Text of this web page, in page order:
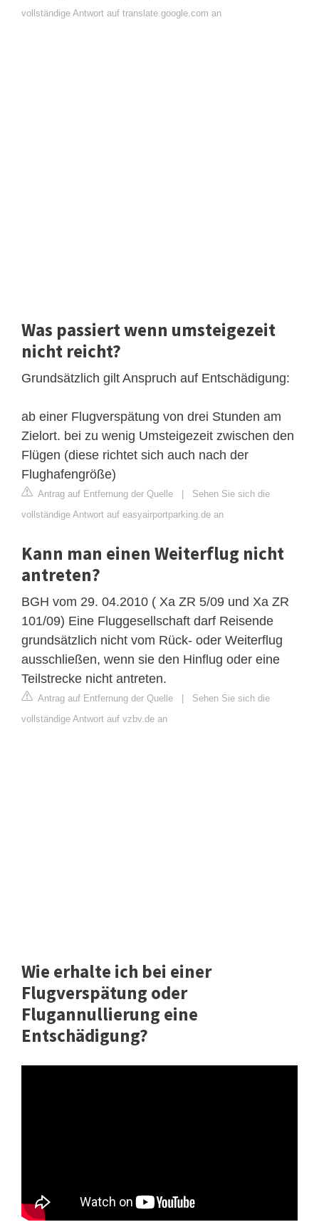
vollständige Antwort auf translate.google.com an
Was passiert wenn umsteigezeit
nicht reicht?
Grundsätzlich gilt Anspruch auf Entschädigung:
ab einer Flugverspätung von drei Stunden am
Zielort. bei zu wenig Umsteigezeit zwischen den
Flügen (diese richtet sich auch nach der
Flughafengröße)
Antrag auf Entfernung der Quelle
Sehen Sie sich die
vollständige Antwort auf easyairportparking.de an
Kann man einen Weiterflug nicht
antreten?
BGH vom 29. 04.2010 ( Xa ZR 5/09 und Xa ZR
101/09) Eine Fluggesellschaft darf Reisende
grundsätzlich nicht vom Rück- oder Weiterflug
ausschließen, wenn sie den Hinflug oder eine
Teilstrecke nicht antreten.
Antrag auf Entfernung der Quelle
Sehen Sie sich die
vollständige Antwort auf vzbv.de an
Wie erhalte ich bei einer
Flugverspätung oder
Flugannullierung eine
Entschädigung?